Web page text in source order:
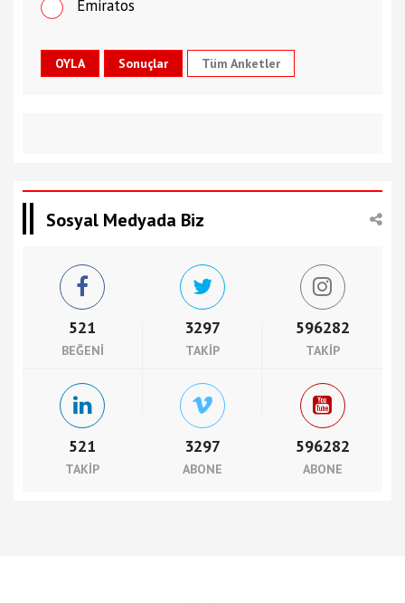
Emiratos
Tüm Anketler
Sosyal Medyada Biz
521
BEĞENI
3297
TAKIP
596282
TAKIP
521
TAKIP
3297
ABONE
596282
ABONE